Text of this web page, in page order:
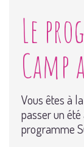
Le
Vous êtes à
passer un
programme